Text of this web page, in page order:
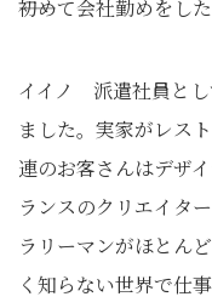
――初めて会社勤めをし
イイノ 派遣社員とし
ました。実家がレス
連のお客さんはデザ
ランスのクリエイタ
ラリーマンがほとん
く知らない世界で仕